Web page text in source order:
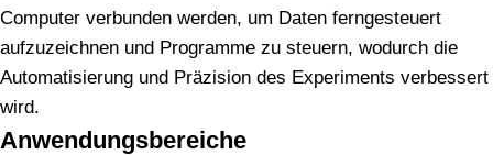
Computer verbunden werden, um Daten ferngesteuert
aufzuzeichnen und Programme zu steuern, wodurch die
Automatisierung und Präzision des Experiments verbessert
wird.
Anwendungsbereiche